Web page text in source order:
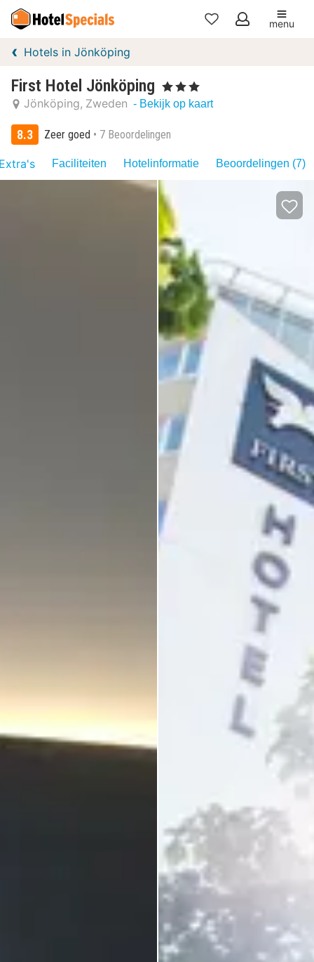
Mijn
menu
Hotels in Jönköping
First Hotel Jönköping , 3 Sterren
Jönköping Zweden - Bekijk op kaart
8.3 Zeer goed 7 Beoordelingen
Faciliteiten Hotelinformatie Beoordelingen (7)